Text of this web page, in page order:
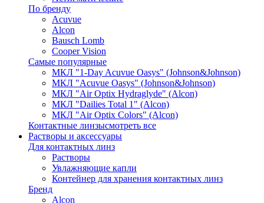
По бренду
Acuvue
Alcon
Bausch Lomb
Cooper Vision
Самые популярные
МКЛ "1-Day Acuvue Oasys" (Johnson&Johnson)
МКЛ "Acuvue Oasys" (Johnson&Johnson)
МКЛ "Air Optix Hydraglyde" (Alcon)
МКЛ "Dailies Total 1" (Alcon)
МКЛ "Air Optix Colors" (Alcon)
Контактные линзысмотреть все
Растворы и аксессуары
Для контактных линз
Растворы
Увлажняющие капли
Контейнер для хранения контактных линз
Бренд
Alcon